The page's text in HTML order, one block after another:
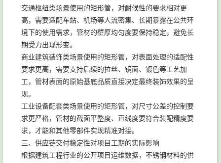
交通枢纽类场景使用的矩形管，对耐候性的要求相对更
高，需要适配车站、机场等人流密集、长期暴露在公共环
境下的使用需求，管材的壁厚均匀度要保持稳定，避免长
期受力出现形变。
商业建筑装饰类场景使用的矩形管，对表面处理的适配性
要求更高，需要支持后续的拉丝、镜面、镀色等工艺加
工，管材表面的原始基底品质直接决定最终装饰效果的呈
现。
工业设备配套类场景使用的矩形管，对尺寸公差的控制要
求更严格，管材的截面平整度、直线度要符合装配精度要
求，才能和其他零部件实现精准对接。
三、供应链交付稳定性对项目工期的实际影响
根据建筑工程行业的公开项目运维数据，不锈钢材料的供